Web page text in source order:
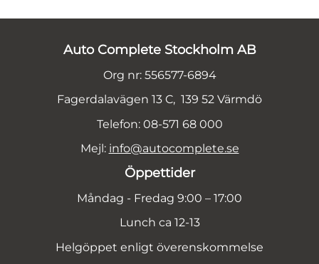
Auto Complete Stockholm AB
Org nr: 556577-6894
Fagerdalavägen 13 C, 139 52 Värmdö
Telefon: 08-571 68 000
Mejl: info@autocomplete.se
Öppettider
Måndag - Fredag 9:00 – 17:00
Lunch ca 12-13
Helgöppet enligt överenskommelse